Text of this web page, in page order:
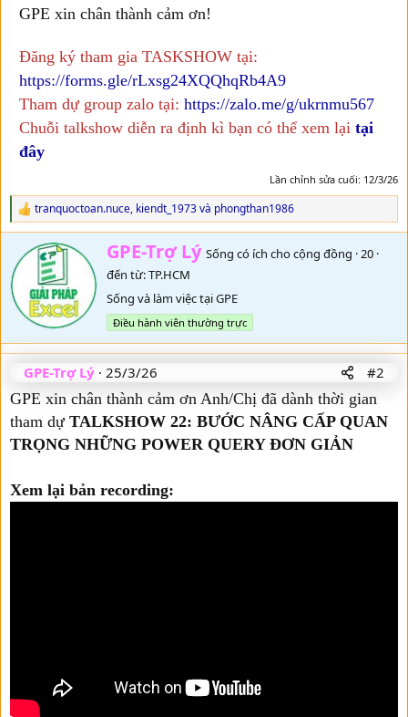
GPE xin chân thành cảm ơn!
Đăng ký tham gia TASKSHOW tại:
https://forms.gle/rLxsg24XQQhqRb4A9
Tham dự group zalo tại: https://zalo.me/g/ukrnmu567
Chuỗi talkshow diễn ra định kì bạn có thể xem lại tại
đây
Lần chỉnh sửa cuối: 12/3/26
R
e
c
t
o
n
:
tranquoctoan.nuce, kiendt_1973và phongthan1986
W
r
i
t
t
e
n
y
GPE-Trợ Lý Sống có ích cho cộng đồng ·20 ·
đến từ:TP.HCM
Sống và làm việc tại GPE
Điều hành viên thường trực
GPE-Trợ Lý 25/3/26
#2
GPE xin chân thành cảm ơn Anh/Chị đã dành thời gian
tham dự TALKSHOW 22: BƯỚC NÂNG CẤP QUAN
TRỌNG NHỮNG POWER QUERY ĐƠN GIẢN
Xem lại bản recording: